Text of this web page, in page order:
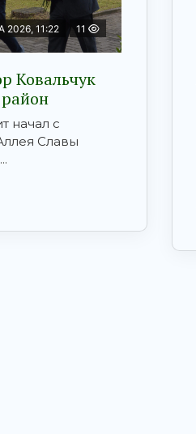
2026, 11:22 11
Ковальчук
начал с
Славы